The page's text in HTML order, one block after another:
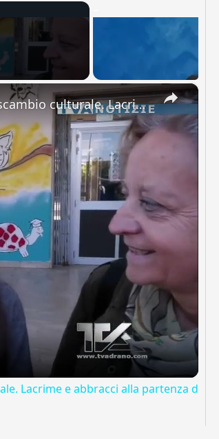
×
Adrano. All’Ic “Don Antonino La Mela” concluso scambio culturale. Lacrime e abbracci alla partenza d
Lacrime e abbracci alla partenza d